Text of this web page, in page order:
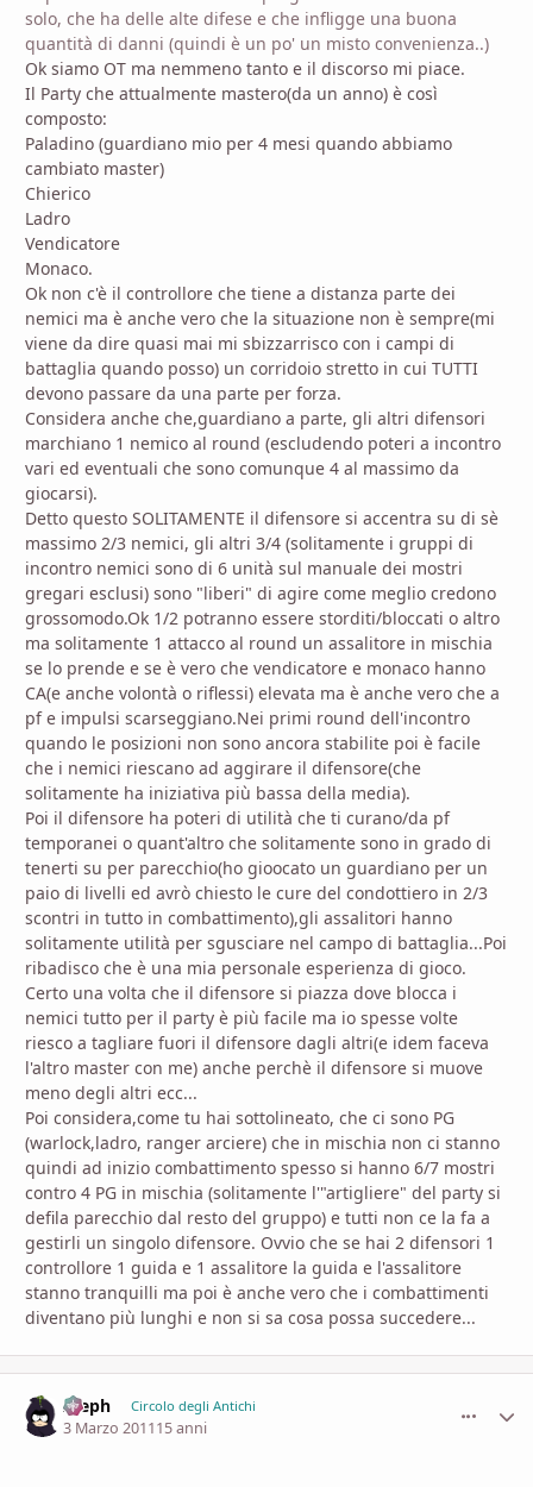
solo, che ha delle alte difese e che infligge una buona
quantità di danni (quindi è un po' un misto convenienza..)
Ok siamo OT ma nemmeno tanto e il discorso mi piace.
Il Party che attualmente mastero(da un anno) è così
composto:
Paladino (guardiano mio per 4 mesi quando abbiamo
cambiato master)
Chierico
Ladro
Vendicatore
Monaco.
Ok non c'è il controllore che tiene a distanza parte dei
nemici ma è anche vero che la situazione non è sempre(mi
viene da dire quasi mai mi sbizzarrisco con i campi di
battaglia quando posso) un corridoio stretto in cui TUTTI
devono passare da una parte per forza.
Considera anche che,guardiano a parte, gli altri difensori
marchiano 1 nemico al round (escludendo poteri a incontro
vari ed eventuali che sono comunque 4 al massimo da
giocarsi).
Detto questo SOLITAMENTE il difensore si accentra su di sè
massimo 2/3 nemici, gli altri 3/4 (solitamente i gruppi di
incontro nemici sono di 6 unità sul manuale dei mostri
gregari esclusi) sono "liberi" di agire come meglio credono
grossomodo.Ok 1/2 potranno essere storditi/bloccati o altro
ma solitamente 1 attacco al round un assalitore in mischia
se lo prende e se è vero che vendicatore e monaco hanno
CA(e anche volontà o riflessi) elevata ma è anche vero che a
pf e impulsi scarseggiano.Nei primi round dell'incontro
quando le posizioni non sono ancora stabilite poi è facile
che i nemici riescano ad aggirare il difensore(che
solitamente ha iniziativa più bassa della media).
Poi il difensore ha poteri di utilità che ti curano/da pf
temporanei o quant'altro che solitamente sono in grado di
tenerti su per parecchio(ho gioocato un guardiano per un
paio di livelli ed avrò chiesto le cure del condottiero in 2/3
scontri in tutto in combattimento),gli assalitori hanno
solitamente utilità per sgusciare nel campo di battaglia...Poi
ribadisco che è una mia personale esperienza di gioco.
Certo una volta che il difensore si piazza dove blocca i
nemici tutto per il party è più facile ma io spesse volte
riesco a tagliare fuori il difensore dagli altri(e idem faceva
l'altro master con me) anche perchè il difensore si muove
meno degli altri ecc...
Poi considera,come tu hai sottolineato, che ci sono PG
(warlock,ladro, ranger arciere) che in mischia non ci stanno
quindi ad inizio combattimento spesso si hanno 6/7 mostri
contro 4 PG in mischia (solitamente l'"artigliere" del party si
defila parecchio dal resto del gruppo) e tutti non ce la fa a
gestirli un singolo difensore. Ovvio che se hai 2 difensori 1
controllore 1 guida e 1 assalitore la guida e l'assalitore
stanno tranquilli ma poi è anche vero che i combattimenti
diventano più lunghi e non si sa cosa possa succedere...
Aleph Circolo degli Antichi
3 Marzo 201115 anni